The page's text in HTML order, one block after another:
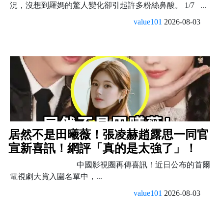
況，沒想到羅媽的驚人變化卻引起許多粉絲鼻酸。 1/7 ...
value101 2026-08-03
居然不是田曦薇！張凌赫趙露思一同官
宣新喜訊！網評「真的是太強了」！
中國影視圈再傳喜訊！近日公布的首爾
電視劇大賞入圍名單中，...
value101 2026-08-03